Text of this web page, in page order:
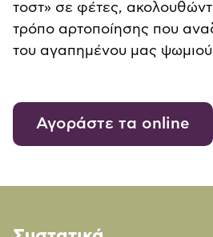
τοστ» σε φέτες,
τρόπο αρτοποίησης που
του αγαπημένου μας
Αγοράστε τα online